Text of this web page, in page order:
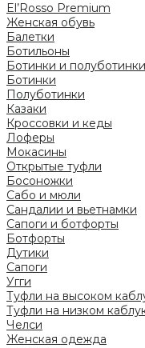
El’Rosso Premium
Женская обувь
Балетки
Ботильоны
Ботинки и полуботинки
Ботинки
Полуботинки
Казаки
Кроссовки и кеды
Лоферы
Мокасины
Открытые туфли
Босоножки
Сабо и мюли
Сандалии и вьетнамки
Сапоги и ботфорты
Ботфорты
Дутики
Сапоги
Угги
Туфли на высоком
Туфли на низком
Челси
Женская одежда